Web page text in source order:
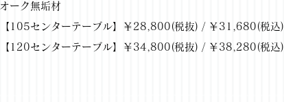
オーク無垢材
【105センターテーブル】￥28,800(税抜) / ￥31,680(税込)
【120センターテーブル】￥34,800(税抜) / ￥38,280(税込)